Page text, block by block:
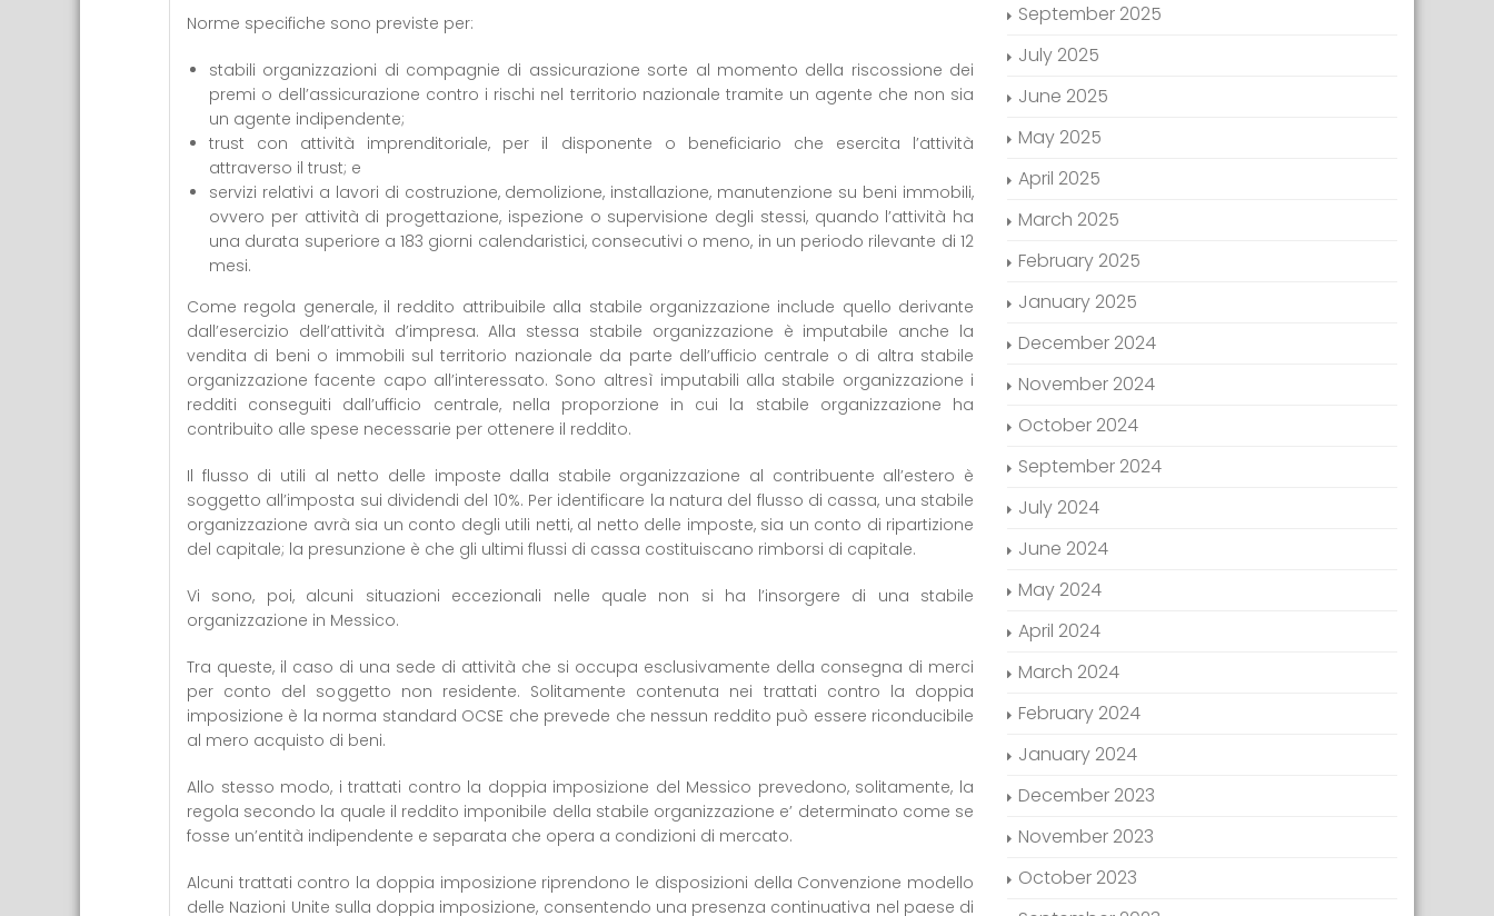
Norme specifiche sono previste per:
stabili organizzazioni di compagnie di assicurazione sorte al momento della riscossione dei
premi o dell’assicurazione contro i rischi nel territorio nazionale tramite un agente che non sia
un agente indipendente;
trust con attività imprenditoriale, per il disponente o beneficiario che esercita l’attività
attraverso il trust; e
servizi relativi a lavori di costruzione, demolizione, installazione, manutenzione su beni immobili,
ovvero per attività di progettazione, ispezione o supervisione degli stessi, quando l’attività ha
una durata superiore a 183 giorni calendaristici, consecutivi o meno, in un periodo rilevante di 12
mesi.
Come regola generale, il reddito attribuibile alla stabile organizzazione include quello derivante
dall’esercizio dell’attività d’impresa. Alla stessa stabile organizzazione è imputabile anche la
vendita di beni o immobili sul territorio nazionale da parte dell’ufficio centrale o di altra stabile
organizzazione facente capo all’interessato. Sono altresì imputabili alla stabile organizzazione i
redditi conseguiti dall’ufficio centrale, nella proporzione in cui la stabile organizzazione ha
contribuito alle spese necessarie per ottenere il reddito.
Il flusso di utili al netto delle imposte dalla stabile organizzazione al contribuente all’estero è
soggetto all’imposta sui dividendi del 10%. Per identificare la natura del flusso di cassa, una stabile
organizzazione avrà sia un conto degli utili netti, al netto delle imposte, sia un conto di ripartizione
del capitale; la presunzione è che gli ultimi flussi di cassa costituiscano rimborsi di capitale.
Vi sono, poi, alcuni situazioni eccezionali nelle quale non si ha l’insorgere di una stabile
organizzazione in Messico.
Tra queste, il caso di una sede di attività che si occupa esclusivamente della consegna di merci
per conto del soggetto non residente. Solitamente contenuta nei trattati contro la doppia
imposizione è la norma standard OCSE che prevede che nessun reddito può essere riconducibile
al mero acquisto di beni.
Allo stesso modo, i trattati contro la doppia imposizione del Messico prevedono, solitamente, la
regola secondo la quale il reddito imponibile della stabile organizzazione e’ determinato come se
fosse un’entità indipendente e separata che opera a condizioni di mercato.
Alcuni trattati contro la doppia imposizione riprendono le disposizioni della Convenzione modello
delle Nazioni Unite sulla doppia imposizione, consentendo una presenza continuativa nel paese di
September 2025
July 2025
June 2025
May 2025
April 2025
March 2025
February 2025
January 2025
December 2024
November 2024
October 2024
September 2024
July 2024
June 2024
May 2024
April 2024
March 2024
February 2024
January 2024
December 2023
November 2023
October 2023